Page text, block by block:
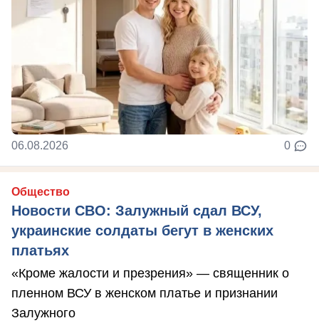
06.08.2026 0
Общество
Новости СВО: Залужный сдал ВСУ,
украинские солдаты бегут в женских
платьях
«Кроме жалости и презрения» — священник о
пленном ВСУ в женском платье и признании
Залужного